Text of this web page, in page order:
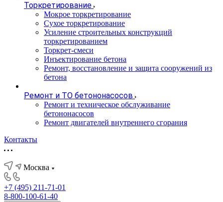
Торкретирование
Мокрое торкретирование
Сухое торкретирование
Усиление строительных конструкций
торкретированием
Торкрет-смеси
Инъектирование бетона
Ремонт, восстановление и защита сооружений из
бетона
Ремонт и ТО бетононасосов
Ремонт и техническое обслуживание
бетононасосов
Ремонт двигателей внутреннего сгорания
Контакты
Москва
+7 (495) 211-71-01
8-800-100-61-40